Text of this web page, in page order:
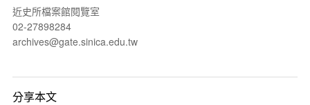
近史所檔案館閱覽室
02-27898284
archives@gate.sinica.edu.tw
分享本文